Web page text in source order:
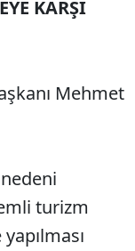
KARŞI
Mehmet
turizm